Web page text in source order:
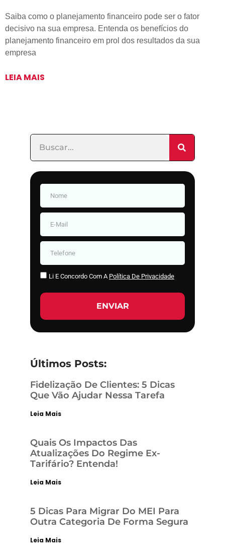
Saiba como o planejamento financeiro pode ser o fator
decisivo na sua empresa. Entenda os benefícios do
planejamento financeiro em prol dos resultados da sua
empresa
LEIA MAIS
Li E Concordo Com A Política De Privacidade
ENVIAR
Últimos Posts:
Fidelização De Clientes: 5 Dicas
Que Vão Ajudar Nessa Tarefa
Leia Mais
Quais Os Impactos Das
Atualizações Do Regime Ex-
Tarifário? Entenda!
Leia Mais
5 Dicas Para Migrar Do MEI Para
Outra Categoria De Forma Segura
Leia Mais